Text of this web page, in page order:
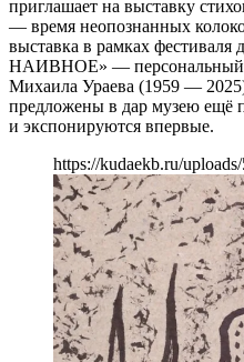
приглашает на выставку
— время неопознанных
выставка в рамках
НАИВНОЕ» — персональный
Михаила Ураева (1959 —
предложены в дар музею ещё
и экспонируются впервые.
https://kudaekb.ru/